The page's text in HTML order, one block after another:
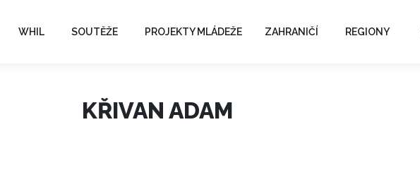
WHIL SOUTĚŽE PROJEKTY MLÁDEŽE ZAHRANIČÍ REGIONY
KŘIVAN ADAM